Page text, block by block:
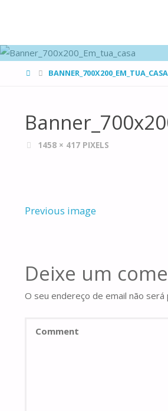
HOMEBANNER_700X200_EM_TUA_CASA
FULL1458 × 417 PIXELS
Previous image
Deixe um
O seu endereço de email não será